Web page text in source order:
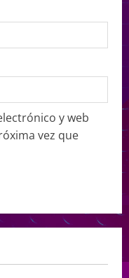
y web
vez que